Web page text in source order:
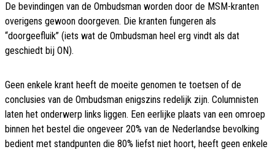
De bevindingen van de Ombudsman worden door de MSM-kranten
overigens gewoon doorgeven. Die kranten fungeren als
“doorgeefluik” (iets wat de Ombudsman heel erg vindt als dat
geschiedt bij ON).
Geen enkele krant heeft de moeite genomen te toetsen of de
conclusies van de Ombudsman enigszins redelijk zijn. Columnisten
laten het onderwerp links liggen. Een eerlijke plaats van een omroep
binnen het bestel die ongeveer 20% van de Nederlandse bevolking
bedient met standpunten die 80% liefst niet hoort, heeft geen enkele